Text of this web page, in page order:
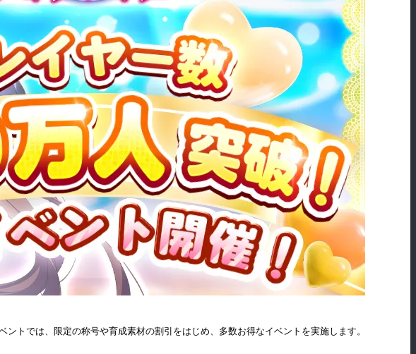
トでは、限定の称号や育成素材の割引をはじめ、多数お得なイベントを実施します。